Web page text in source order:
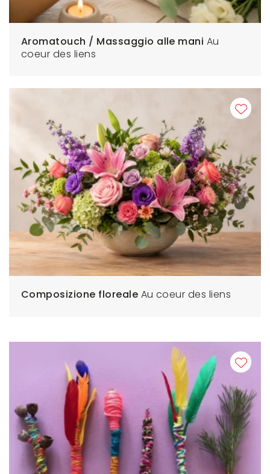
Aromatouch / Massaggio alle mani Au
coeur des liens
Composizione floreale Au coeur des liens